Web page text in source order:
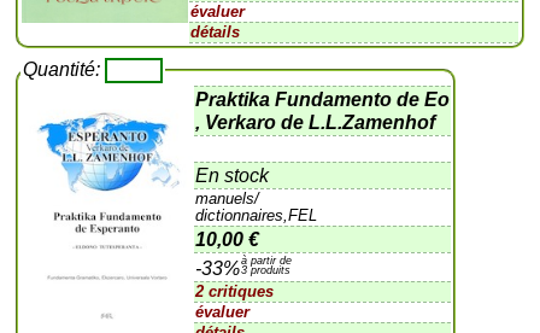
évaluer
détails
Quantité:
Praktika Fundamento de Eo
, Verkaro de L.L.Zamenhof
En stock
manuels/
dictionnaires,FEL
10,00 €
-33%à partir de
3 produits
2 critiques
évaluer